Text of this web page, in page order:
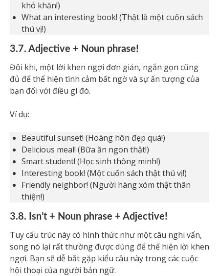
khó khăn!)
What an interesting book! (Thật là một cuốn sách
thú vị!)
3.7. Adjective + Noun phrase!
Đôi khi, một lời khen ngợi đơn giản, ngắn gọn cũng
đủ để thể hiện tình cảm bất ngờ và sự ấn tượng của
bạn đối với điều gì đó.
Ví dụ:
Beautiful sunset! (Hoàng hôn đẹp quá!)
Delicious meal! (Bữa ăn ngon thật!)
Smart student! (Học sinh thông minh!)
Interesting book! (Một cuốn sách thật thú vị!)
Friendly neighbor! (Người hàng xóm thật thân
thiện!)
3.8. Isn’t + Noun phrase + Adjective!
Tuy cấu trúc này có hình thức như một câu nghi vấn,
song nó lại rất thường được dùng để thể hiện lời khen
ngợi. Bạn sẽ dễ bắt gặp kiểu câu này trong các cuộc
hội thoại của người bản ngữ.